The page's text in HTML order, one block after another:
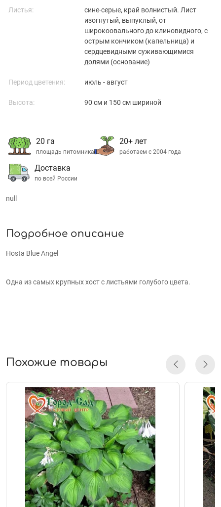
Листья:
сине-серые, край волнистый. Лист
изогнутый, выпуклый, от
широкоовального до клиновидного, с
острым кончиком (капельница) и
сердцевидными суживающимися
долями (основание)
Период цветения: июль - август
Высота: 90 см и 150 см шириной
20 га
площадь питомника
20+ лет
работаем с 2004 года
Доставка
по всей России
null
Подробное описание
Hosta Blue Angel
Одна из самых крупных хост с листьями голубого цвета.
Похожие товары